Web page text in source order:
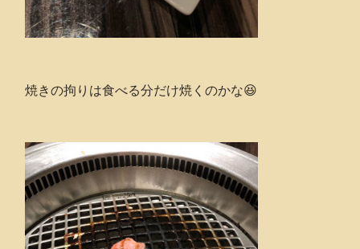
焼きの拘りは食べる分だけ焼くのかな😆